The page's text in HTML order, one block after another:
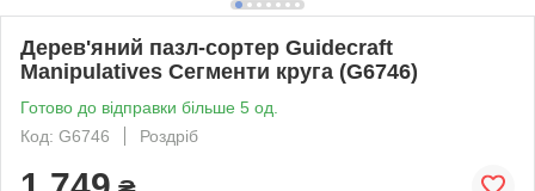
Дерев'яний пазл-сортер Guidecraft
Manipulatives Сегменти круга (G6746)
Готово до відправки більше 5 од.
Код: G6746
Роздріб